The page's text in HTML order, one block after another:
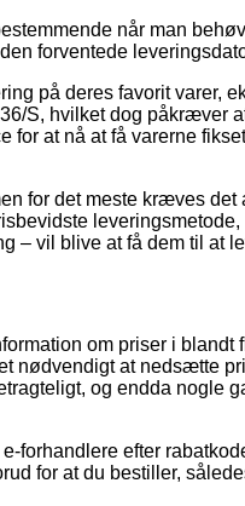
når man
forventede
på deres favorit varer,
S, hvilket dog påkræver
for at nå at få varerne
for det meste kræves det
– vil blive at få dem til at
om priser i blandt
nødvendigt at nedsætte
og endda nogle
forhandlere efter
for at du bestiller,